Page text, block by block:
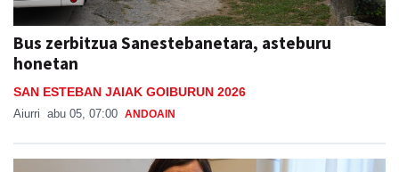
Bus zerbitzua Sanestebanetara, asteburu
honetan
SAN ESTEBAN JAIAK GOIBURUN 2026
Aiurri abu 05, 07:00 ANDOAIN